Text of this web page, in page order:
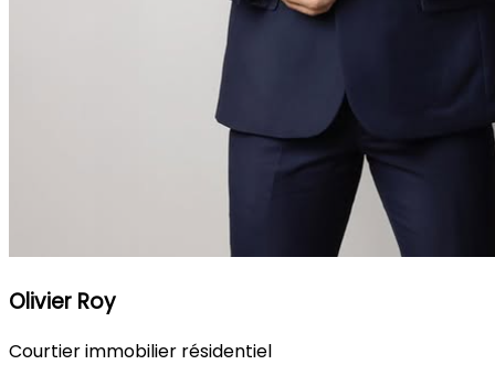
Olivier Roy
Courtier immobilier résidentiel